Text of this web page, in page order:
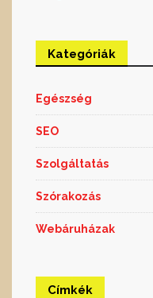
Kategóriák
Egészség
SEO
Szolgáltatás
Szórakozás
Webáruházak
Címkék